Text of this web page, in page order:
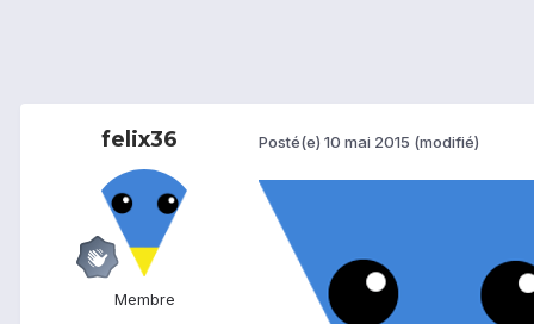
felix36
Membre
Posté(e) 10 mai 2015 (modifié)